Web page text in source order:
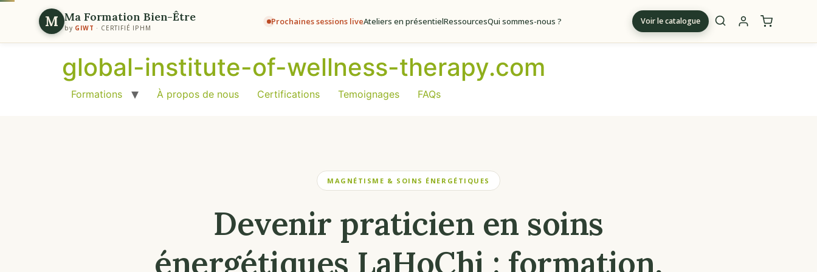
M Ma Formation Bien-Être
by GIWT · CERTIFIÉ IPHM
Prochaines sessions liveAteliers en présentielRessourcesQui sommes-nous ? Voir le catalogue
global-institute-of-wellness-therapy.com
Formations À propos de nous Certifications Temoignages FAQs
MAGNÉTISME & SOINS ÉNERGÉTIQUES
Devenir praticien en soins
énergétiques LaHoChi : formation,